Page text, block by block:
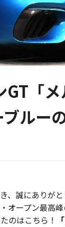
GT「
ルー
誠にありがと
オープン最高
のはこちら！